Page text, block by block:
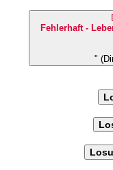
Fehlerhaft -
"